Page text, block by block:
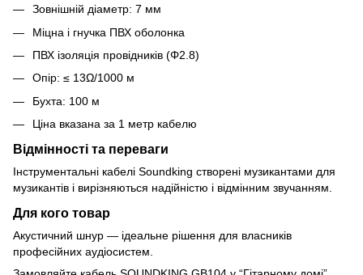
Зовнішній діаметр: 7 мм
Міцна і гнучка ПВХ оболонка
ПВХ ізоляція провідників (Φ2.8)
Опір: ≤ 13Ω/1000 м
Бухта: 100 м
Ціна вказана за 1 метр кабелю
Відмінності та переваги
Інструментальні кабелі Soundking створені музикантами для
музикантів і вирізняються надійністю і відмінним звучанням.
Для кого товар
Акустичний шнур — ідеальне рішення для власників
професійних аудіосистем.